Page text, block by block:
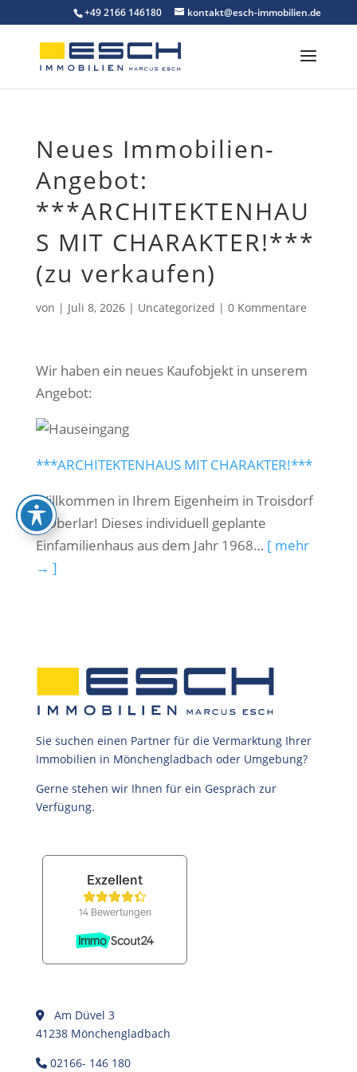
to
content
+49 2166 146180 kontakt@esch-immobilien.de
Neues Immobilien-
Angebot:
***ARCHITEKTENHAU
S MIT CHARAKTER!***
(zu verkaufen)
von | Juli 8, 2026| Uncategorized | 0 Kommentare
Wir haben ein neues Kaufobjekt in unserem
Angebot:
***ARCHITEKTENHAUS MIT CHARAKTER!***
Willkommen in Ihrem Eigenheim in Troisdorf
– Oberlar! Dieses individuell geplante
Einfamilienhaus aus dem Jahr 1968… [ mehr
→ ]
Sie suchen einen Partner für die Vermarktung Ihrer
Immobilien in Mönchengladbach oder Umgebung?
Gerne stehen wir Ihnen für ein Gespräch zur
Verfügung.
Am Düvel 3
41238 Mönchengladbach
02166- 146 180